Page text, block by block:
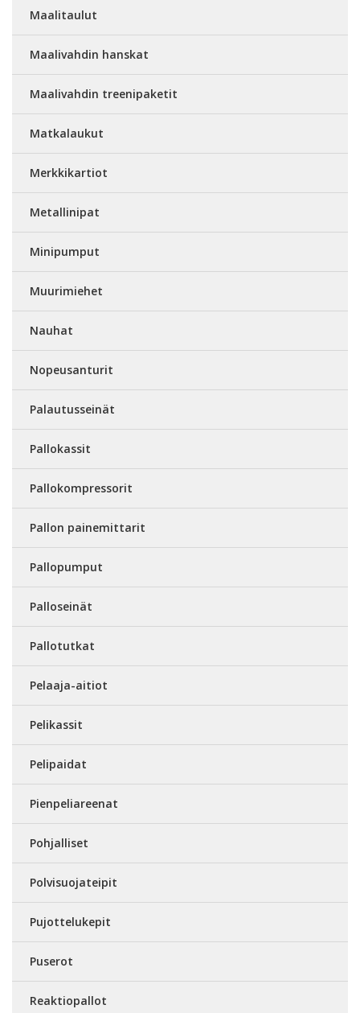
Maalitaulut
Maalivahdin hanskat
Maalivahdin treenipaketit
Matkalaukut
Merkkikartiot
Metallinipat
Minipumput
Muurimiehet
Nauhat
Nopeusanturit
Palautusseinät
Pallokassit
Pallokompressorit
Pallon painemittarit
Pallopumput
Palloseinät
Pallotutkat
Pelaaja-aitiot
Pelikassit
Pelipaidat
Pienpeliareenat
Pohjalliset
Polvisuojateipit
Pujottelukepit
Puserot
Reaktiopallot